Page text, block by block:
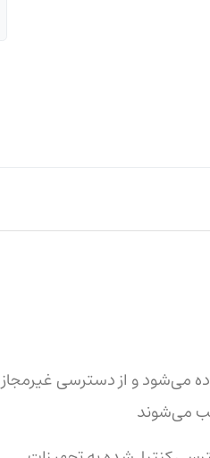
می‌شود و از دسترسی غیرمجاز
می‌شوند